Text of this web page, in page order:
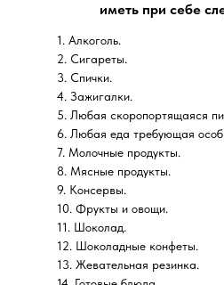
иметь при себе
1. Алкоголь.
2. Сигареты.
3. Спички.
4. Зажигалки.
5. Любая скоропортящаяся
6. Любая еда требующая
7. Молочные продукты.
8. Мясные продукты.
9. Консервы.
10. Фрукты и овощи.
11. Шоколад.
12. Шоколадные конфеты.
13. Жевательная резинка.